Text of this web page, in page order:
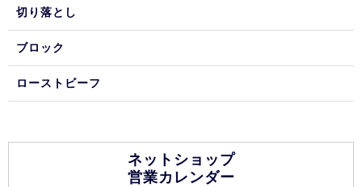
切り落とし
ブロック
ローストビーフ
ネットショップ
営業カレンダー